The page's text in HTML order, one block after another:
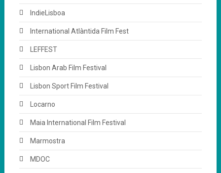
IndieLisboa
International Atlàntida Film Fest
LEFFEST
Lisbon Arab Film Festival
Lisbon Sport Film Festival
Locarno
Maia International Film Festival
Marmostra
MDOC